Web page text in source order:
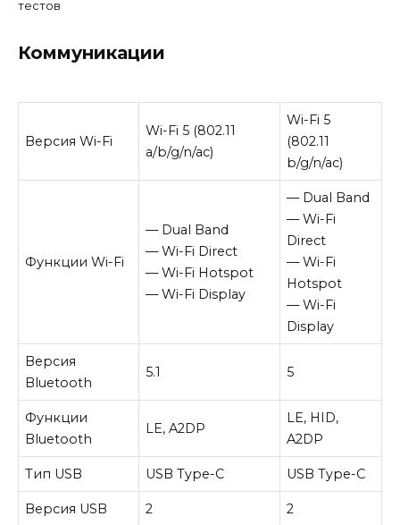
тестов
Коммуникации
Версия Wi-Fi
Wi-Fi 5 (802.11
a/b/g/n/ac)
Wi-Fi 5
(802.11
b/g/n/ac)
Функции Wi-Fi
— Dual Band
— Wi-Fi Direct
— Wi-Fi Hotspot
— Wi-Fi Display
— Dual Band
— Wi-Fi
Direct
— Wi-Fi
Hotspot
— Wi-Fi
Display
Версия
Bluetooth
5.1 5
Функции
Bluetooth
LE, A2DP
LE, HID,
A2DP
Тип USB USB Type-C USB Type-C
Версия USB 2 2